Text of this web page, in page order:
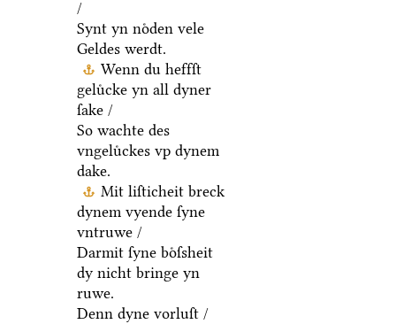
/
Synt yn noͤden vele
Geldes werdt.
Wenn du heffſt
geluͤcke yn all dyner
ſake /
So wachte des
vngeluͤckes vp dynem
dake.
Mit liſticheit breck
dynem vyende ſyne
vntruwe /
Darmit ſyne boͤſsheit
dy nicht bringe yn
ruwe.
Denn dyne vorluſt /